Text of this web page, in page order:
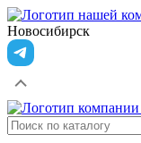
Новосибирск